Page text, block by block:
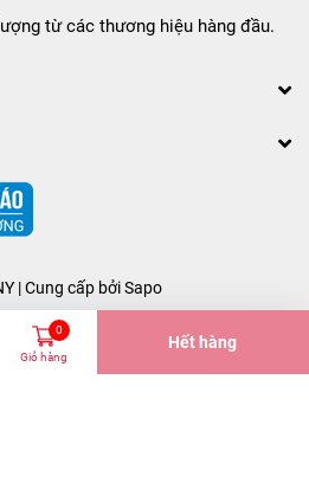
từ các thương hiệu hàng đầu.
| Cung cấp bởiSapo
0
Giỏ hàng
Hết hàng